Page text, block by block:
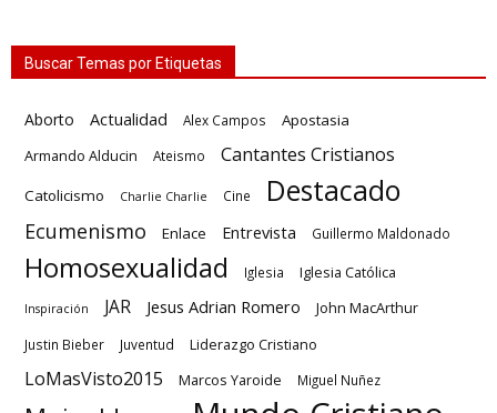
Buscar Temas por Etiquetas
Aborto Actualidad Alex Campos
Apostasia
Armando Alducin
Ateismo Cantantes Cristianos
Catolicismo Charlie Charlie Cine Destacado
Ecumenismo Enlace Entrevista Guillermo Maldonado
Homosexualidad Iglesia Iglesia Católica
Inspiración JAR Jesus Adrian Romero John MacArthur
Justin Bieber Juventud Liderazgo Cristiano
LoMasVisto2015 Marcos Yaroide Miguel Nuñez